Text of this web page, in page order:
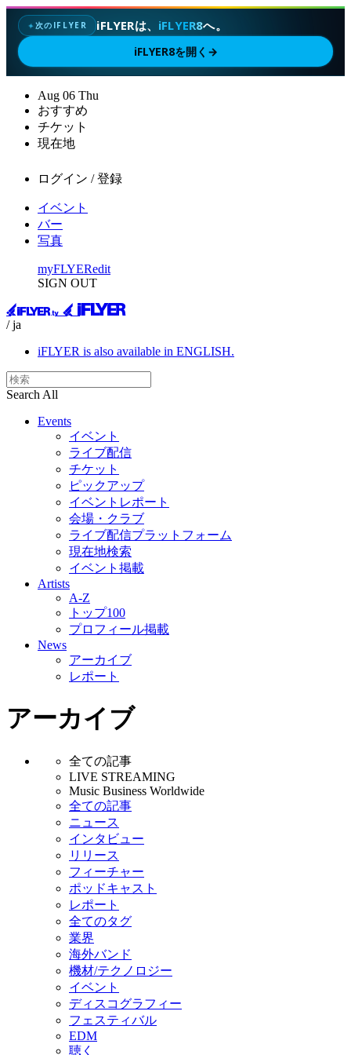
✦次のIFLYER iFLYERは、 iFLYER8へ。
iFLYER8を開く →
Aug 06 Thu
おすすめ
チケット
現在地
ログイン / 登録
イベント
バー
写真
myFLYERedit
SIGN OUT
/ ja
iFLYER is also available in ENGLISH.
Search All
Events
イベント
ライブ配信
チケット
ピックアップ
イベントレポート
会場・クラブ
ライブ配信プラットフォーム
現在地検索
イベント掲載
Artists
A-Z
トップ100
プロフィール掲載
News
アーカイブ
レポート
アーカイブ
全ての記事
LIVE STREAMING
Music Business Worldwide
全ての記事
ニュース
インタビュー
リリース
フィーチャー
ポッドキャスト
レポート
全てのタグ
業界
海外バンド
機材/テクノロジー
イベント
ディスコグラフィー
フェスティバル
EDM
聴く